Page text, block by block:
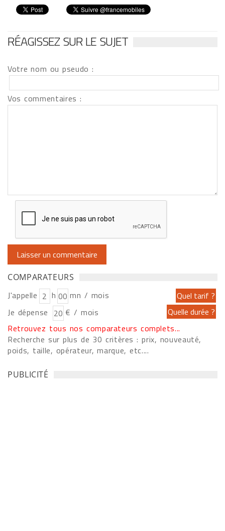
RÉAGISSEZ SUR LE SUJET
Votre nom ou pseudo :
Vos commentaires :
COMPARATEURS
J'appelle h
mn / mois
Je dépense
€ / mois
Retrouvez tous nos comparateurs complets...
Recherche sur plus de 30 critères : prix, nouveauté,
poids, taille, opérateur, marque, etc....
PUBLICITÉ